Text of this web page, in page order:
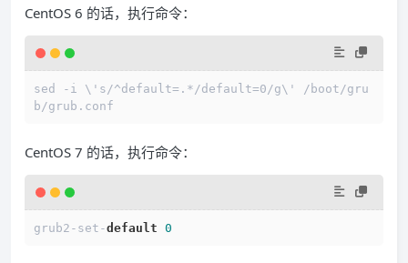
CentOS 6 的话，执行命令：
sed -i \'s/^default=.*/default=0/g\' /boot/gru
b/grub.conf
CentOS 7 的话，执行命令：
grub2-set-default 0